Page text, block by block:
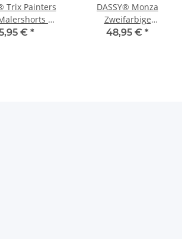
Trix Painters
mit
€ *
DASSY® Monza
Zweifarbige
Arbeitsshorts mit
48,95 € *